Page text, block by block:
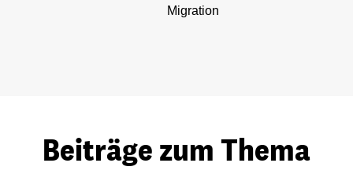
Migration
Beiträge zum Thema